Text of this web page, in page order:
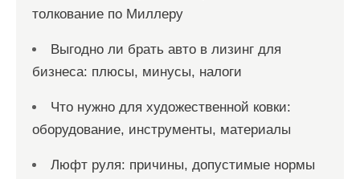
толкование по Миллеру
Выгодно ли брать авто в лизинг для
бизнеса: плюсы, минусы, налоги
Что нужно для художественной ковки:
оборудование, инструменты, материалы
Люфт руля: причины, допустимые нормы